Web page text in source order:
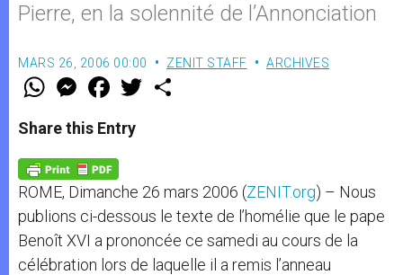
Pierre, en la solennité de l’Annonciation
MARS 26, 2006 00:00 ZENIT STAFF ARCHIVES
W
t
s
p
p
M
e
s
e
g
e
r
F
a
e
b
o
k
w
Share this Entry
ROME, Dimanche 26 mars 2006 (ZENIT.org) – Nous
publions ci-dessous le texte de l’homélie que le pape
Benoît XVI a prononcée ce samedi au cours de la
célébration lors de laquelle il a remis l’anneau